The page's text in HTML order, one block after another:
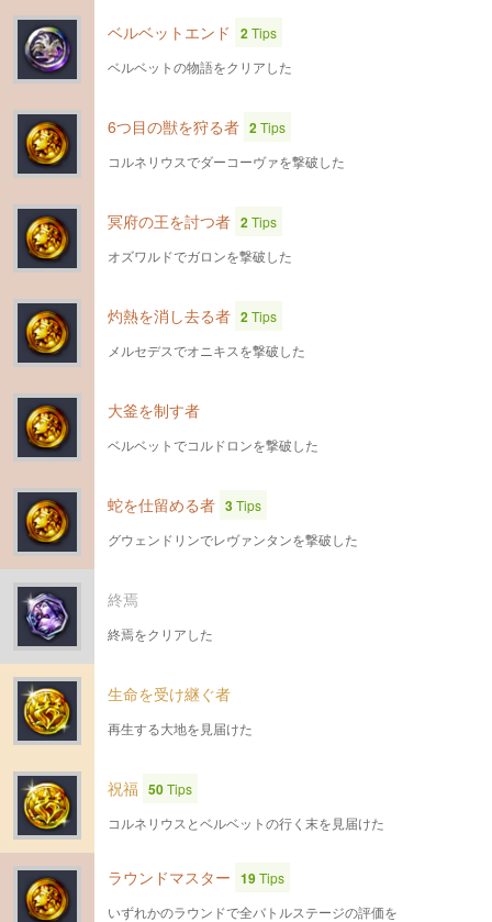
ベルベットエンド 2Tips
ベルベットの物語をクリアした
6つ目の獣を狩る者 2Tips
コルネリウスでダーコーヴァを撃破した
冥府の王を討つ者 2Tips
オズワルドでガロンを撃破した
灼熱を消し去る者 2Tips
メルセデスでオニキスを撃破した
大釜を制す者
ベルベットでコルドロンを撃破した
蛇を仕留める者 3Tips
グウェンドリンでレヴァンタンを撃破した
終焉
終焉をクリアした
生命を受け継ぐ者
再生する大地を見届けた
祝福 50Tips
コルネリウスとベルベットの行く末を見届けた
ラウンドマスター 19Tips
いずれかのラウンドで全バトルステージの評価を